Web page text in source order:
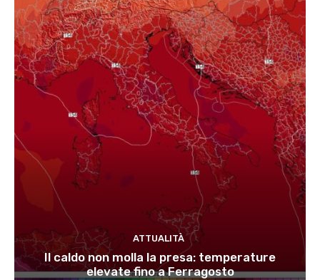
ATTUALITÀ
Il caldo non molla la presa: temperature
elevate fino a Ferragosto